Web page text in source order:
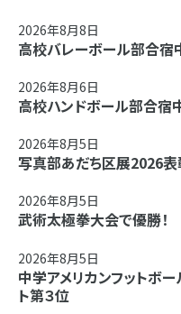
2026年8月8日
高校バレーボール部合宿
2026年8月6日
高校ハンドボール部合宿
2026年8月5日
写真部あだち区展2026
2026年8月5日
武術太極拳大会で優勝！
2026年8月5日
中学アメリカンフットボ
ト第３位